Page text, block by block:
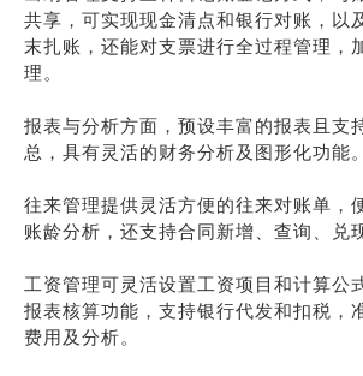
共享，可实现现金清点和银行对账，以
末扎账，还能对支票进行全过程管理，
理。
报表与分析方面，预设丰富的报表且支
总，具有灵活的财务分析及图形化功能。
往来管理提供灵活方便的往来对账单，
账龄分析，还支持合同新增、查询、兑
工资管理可灵活设置工资项目和计算公
报表核算功能，支持银行代发和扣税，
费用及分析。